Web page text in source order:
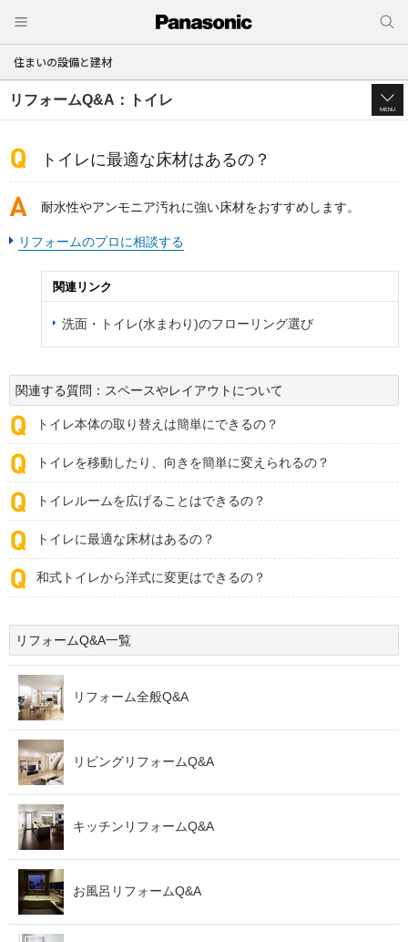
住まいの設備と建材
リフォームQ&A：トイレ
MENU
トイレに最適な床材はあるの？
耐水性やアンモニア汚れに強い床材をおすすめします。
リフォームのプロに相談する
関連リンク
洗面・トイレ(水まわり)のフローリング選び
関連する質問：スペースやレイアウトについて
トイレ本体の取り替えは簡単にできるの？
トイレを移動したり、向きを簡単に変えられるの？
トイレルームを広げることはできるの？
トイレに最適な床材はあるの？
和式トイレから洋式に変更はできるの？
リフォームQ&A一覧
リフォーム全般Q&A
リビングリフォームQ&A
キッチンリフォームQ&A
お風呂リフォームQ&A